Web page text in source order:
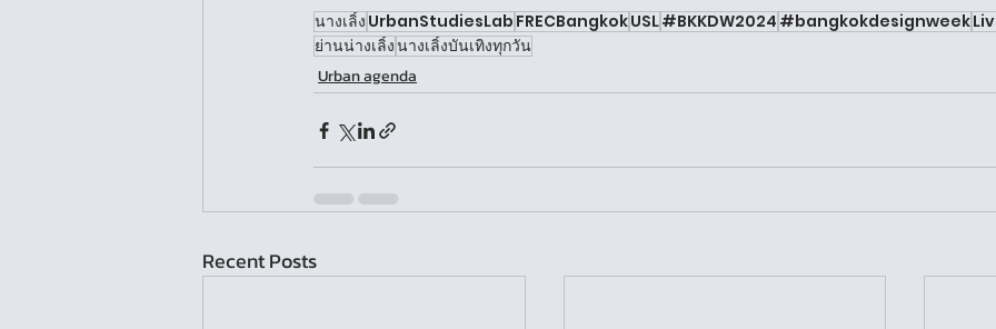
นางเลิ้ง UrbanStudiesLab FRECBangkokUSL#BKKDW2024 #bangkokdesignweek
ย่านน่างเลิ้งนางเลิ้งบันเทิงทุกวัน
Urban agenda
Recent Posts